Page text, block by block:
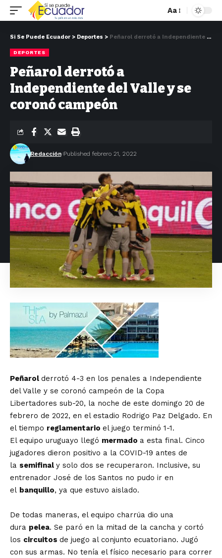
Aa
Si Se Puede Ecuador > Deportes > Peñarol derrotó a Independiente del Valle y se coronó campeón
DEPORTES
Peñarol derrotó a
Independiente del Valle y se
coronó campeón
Redacción Published febrero 21, 2022
Peñarol derrotó 4-3 en los penales a Independiente
del Valle y se coronó campeón de la Copa
Libertadores sub-20, la noche de este domingo 20 de
febrero de 2022, en el estadio Rodrigo Paz Delgado. En
el tiempo reglamentario el juego terminó 1-1.
El equipo uruguayo llegó mermado a esta final. Cinco
jugadores dieron positivo a la COVID-19 antes de
la semifinal y solo dos se recuperaron. Inclusive, su
entrenador José de los Santos no pudo ir en
el banquillo, ya que estuvo aislado.
De todas maneras, el equipo charrúa dio una
dura pelea. Se paró en la mitad de la cancha y cortó
los circuitos de juego al conjunto ecuatoriano. Jugó
con sus armas. No tenía el físico necesario para correr